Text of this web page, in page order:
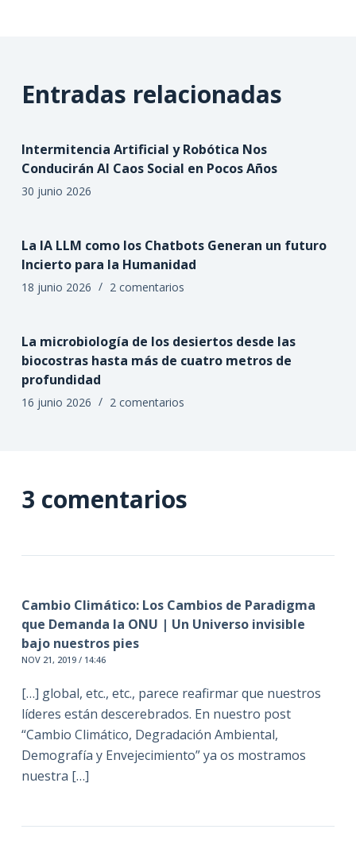
Entradas relacionadas
Intermitencia Artificial y Robótica Nos
Conducirán Al Caos Social en Pocos Años
30 junio 2026
La IA LLM como los Chatbots Generan un futuro
Incierto para la Humanidad
18 junio 2026 2 comentarios
La microbiología de los desiertos desde las
biocostras hasta más de cuatro metros de
profundidad
16 junio 2026 2 comentarios
3 comentarios
Cambio Climático: Los Cambios de Paradigma
que Demanda la ONU | Un Universo invisible
bajo nuestros pies
NOV 21, 2019 / 14:46
[…] global, etc., etc., parece reafirmar que nuestros
líderes están descerebrados. En nuestro post
“Cambio Climático, Degradación Ambiental,
Demografía y Envejecimiento” ya os mostramos
nuestra […]